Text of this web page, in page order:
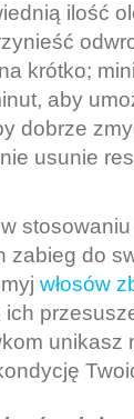
ilość
krótko;
aby
dobrze
usunie
zabieg do
włosów
unikasz